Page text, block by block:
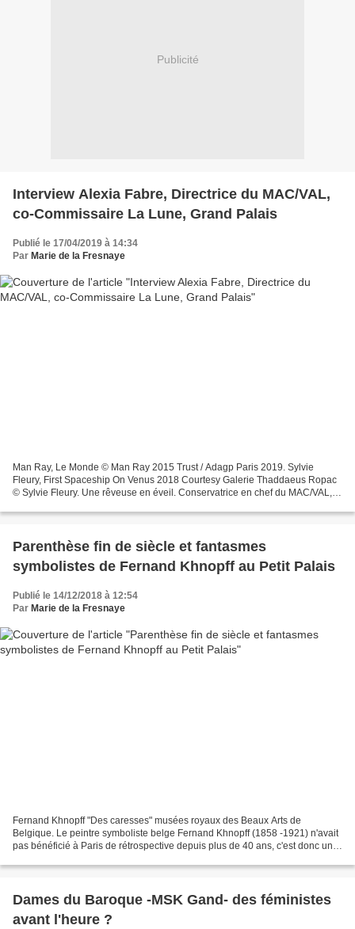
Publicité
Interview Alexia Fabre, Directrice du MAC/VAL,
co-Commissaire La Lune, Grand Palais
Publié le 17/04/2019 à 14:34
Par Marie de la Fresnaye
Man Ray, Le Monde © Man Ray 2015 Trust / Adagp Paris 2019. Sylvie
Fleury, First Spaceship On Venus 2018 Courtesy Galerie Thaddaeus Ropac
© Sylvie Fleury. Une rêveuse en éveil. Conservatrice en chef du MAC/VAL,
Parenthèse fin de siècle et fantasmes
symbolistes de Fernand Khnopff au Petit Palais
Publié le 14/12/2018 à 12:54
Par Marie de la Fresnaye
Fernand Khnopff "Des caresses" musées royaux des Beaux Arts de
Belgique. Le peintre symboliste belge Fernand Khnopff (1858 -1921) n'avait
pas bénéficié à Paris de rétrospective depuis plus de 40 ans, c'est donc un
Dames du Baroque -MSK Gand- des féministes
avant l'heure ?